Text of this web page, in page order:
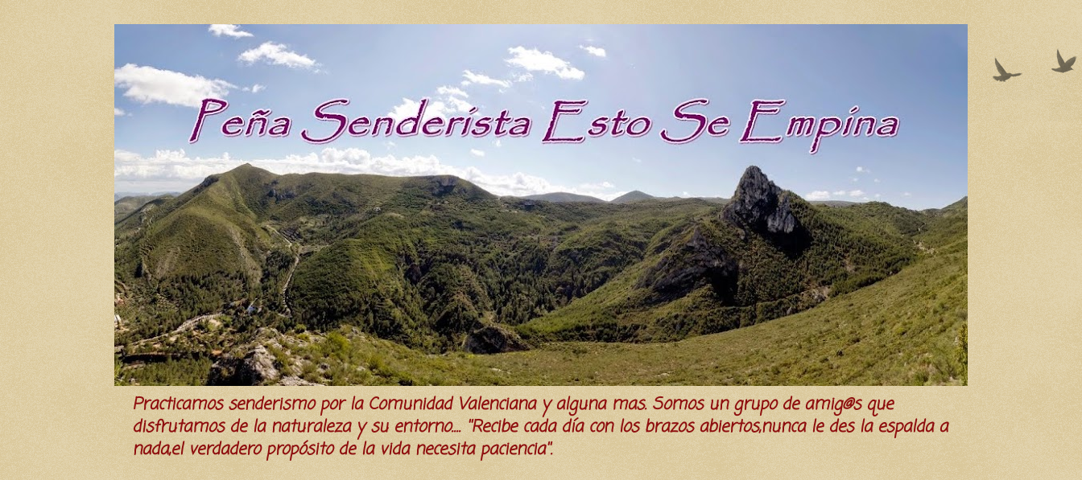
Practicamos senderismo por la Comunidad Valenciana y alguna mas. Somos un grupo de amig@s que
disfrutamos de la naturaleza y su entorno.... ''Recibe cada día con los brazos abiertos,nunca le des la espalda a
nada,el verdadero propósito de la vida necesita paciencia''.